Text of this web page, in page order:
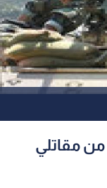
مقاتلي